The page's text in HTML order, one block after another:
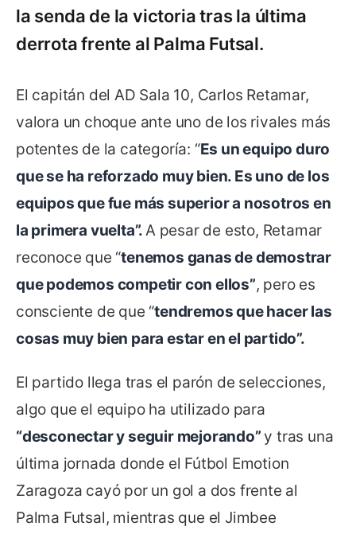
la senda de la victoria tras la última
derrota frente al Palma Futsal.
El capitán del AD Sala 10, Carlos Retamar,
valora un choque ante uno de los rivales más
potentes de la categoría: “Es un equipo duro
que se ha reforzado muy bien. Es uno de los
equipos que fue más superior a nosotros en
la primera vuelta”.A pesar de esto, Retamar
reconoce que “tenemos ganas de demostrar
que podemos competir con ellos”, pero es
consciente de que “tendremos que hacer las
cosas muy bien para estar en el partido”.
El partido llega tras el parón de selecciones,
algo que el equipo ha utilizado para
“desconectar y seguir mejorando” y tras una
última jornada donde el Fútbol Emotion
Zaragoza cayó por un gol a dos frente al
Palma Futsal, mientras que el Jimbee